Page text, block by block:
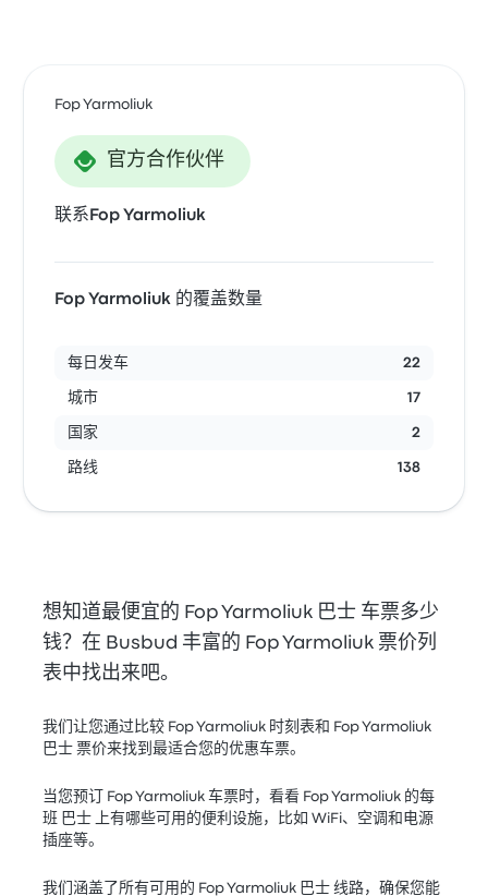
Fop Yarmoliuk
官方合作伙伴
联系Fop Yarmoliuk
Fop Yarmoliuk 的覆盖数量
每日发车 22
城市 17
国家 2
路线 138
想知道最便宜的 Fop Yarmoliuk 巴士 车票多少
钱？在 Busbud 丰富的 Fop Yarmoliuk 票价列
表中找出来吧。
我们让您通过比较 Fop Yarmoliuk 时刻表和 Fop Yarmoliuk
巴士 票价来找到最适合您的优惠车票。
当您预订 Fop Yarmoliuk 车票时，看看 Fop Yarmoliuk 的每
班 巴士 上有哪些可用的便利设施，比如 WiFi、空调和电源
插座等。
我们涵盖了所有可用的 Fop Yarmoliuk 巴士 线路，确保您能